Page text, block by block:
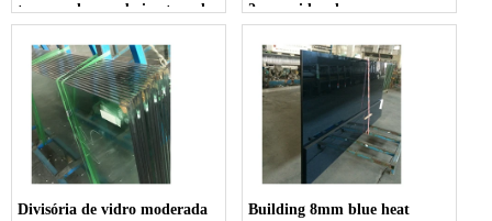
temperado com baixo teor de
ferro 1/2
2uper vidro de pano super
clear
Divisória de vidro moderada
Building 8mm blue heat